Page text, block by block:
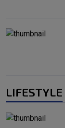
LIFESTYLE